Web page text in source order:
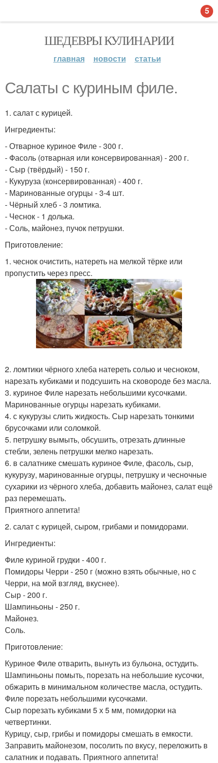
ШЕДЕВРЫ КУЛИНАРИИ
главная новости статьи
Салаты с куриным филе.
1. салат с курицей.
Ингредиенты:
- Отварное куриное Филе - 300 г.
- Фасоль (отварная или консервированная) - 200 г.
- Сыр (твёрдый) - 150 г.
- Кукуруза (консервированная) - 400 г.
- Маринованные огурцы - 3-4 шт.
- Чёрный хлеб - 3 ломтика.
- Чеснок - 1 долька.
- Соль, майонез, пучок петрушки.
Приготовление:
1. чеснок очистить, натереть на мелкой тёрке или
пропустить через пресс.
2. ломтики чёрного хлеба натереть солью и чесноком,
нарезать кубиками и подсушить на сковороде без масла.
3. куриное Филе нарезать небольшими кусочками.
Маринованные огурцы нарезать кубиками.
4. с кукурузы слить жидкость. Сыр нарезать тонкими
брусочками или соломкой.
5. петрушку вымыть, обсушить, отрезать длинные
стебли, зелень петрушки мелко нарезать.
6. в салатнике смешать куриное Филе, фасоль, сыр,
кукурузу, маринованные огурцы, петрушку и чесночные
сухарики из чёрного хлеба, добавить майонез, салат ещё
раз перемешать.
Приятного аппетита!
2. салат с курицей, сыром, грибами и помидорами.
Ингредиенты:
Филе куриной грудки - 400 г.
Помидоры Черри - 250 г (можно взять обычные, но с
Черри, на мой взгляд, вкуснее).
Сыр - 200 г.
Шампиньоны - 250 г.
Майонез.
Соль.
Приготовление:
Куриное Филе отварить, вынуть из бульона, остудить.
Шампиньоны помыть, порезать на небольшие кусочки,
обжарить в минимальном количестве масла, остудить.
Филе порезать небольшими кусочками.
Сыр порезать кубиками 5 х 5 мм, помидорки на
четвертинки.
Курицу, сыр, грибы и помидоры смешать в емкости.
Заправить майонезом, посолить по вкусу, переложить в
салатник и подавать. Приятного аппетита!
5